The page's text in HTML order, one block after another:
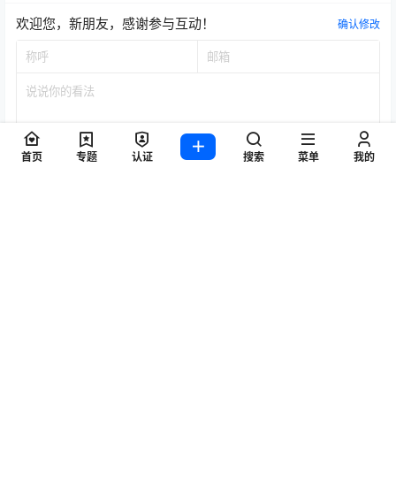
欢迎您，新朋友，感谢参与互动！ 确认修改
首页 专题 认证 搜索 菜单 我的